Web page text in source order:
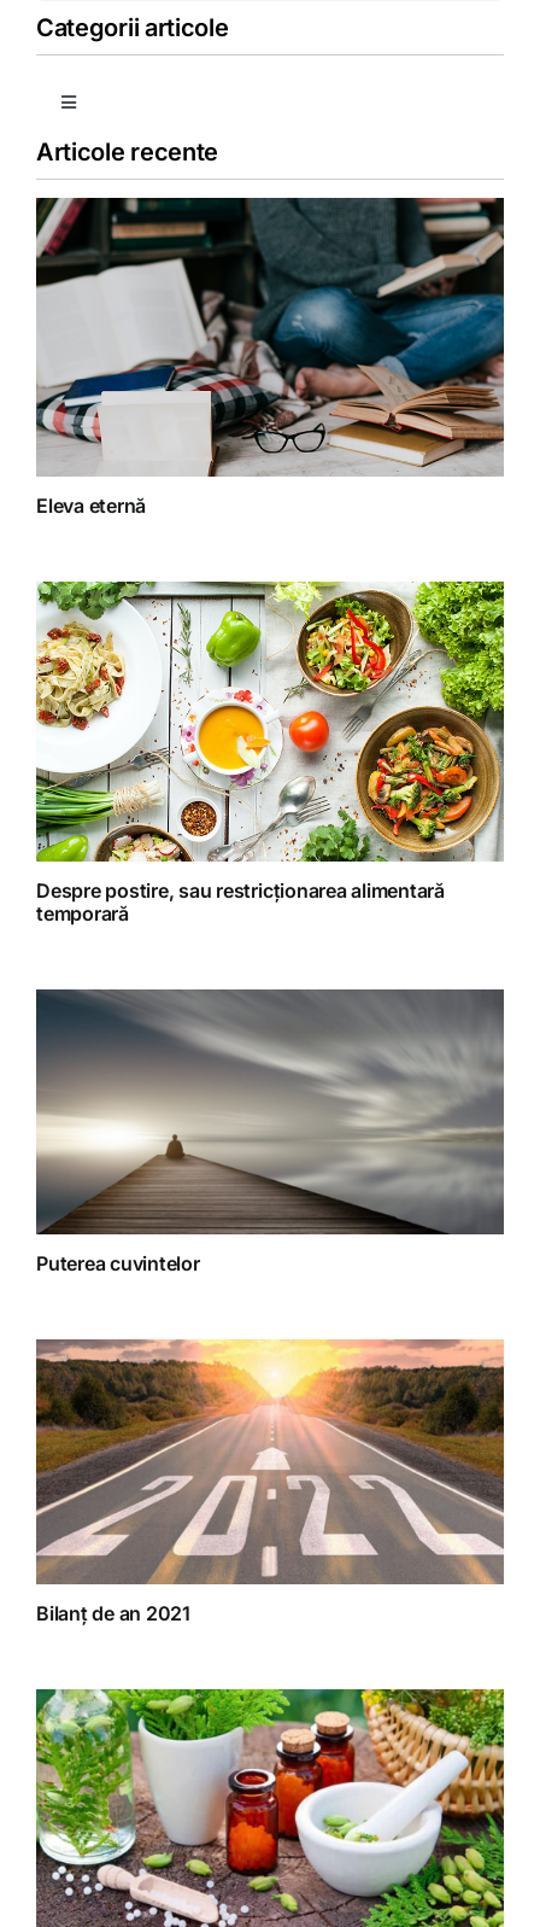
Categorii articole
Toggle
Copii
Detoxifiere
Fără categorie
Fitoterapie
Homeopatie
Retete fructariene
Retete preparate
Retete Raw (nepreparate termic)
Articole recente
Eleva eternă
Despre postire, sau restricționarea alimentară
temporară
Puterea cuvintelor
Bilanț de an 2021